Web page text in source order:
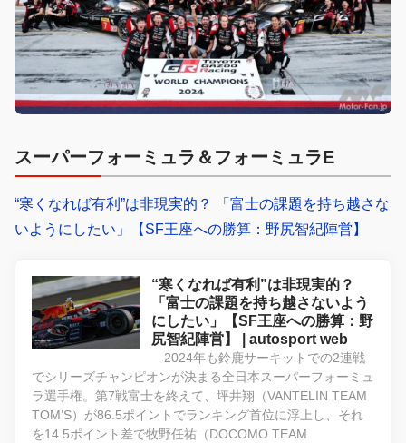
スーパーフォーミュラ＆フォーミュラE
“寒くなれば有利”は非現実的？ 「富士の課題を持ち越さな
いようにしたい」【SF王座への勝算：野尻智紀陣営】
“寒くなれば有利”は非現実的？
「富士の課題を持ち越さないよう
にしたい」【SF王座への勝算：野
尻智紀陣営】 | autosport web
2024年も鈴鹿サーキットでの2連戦
でシリーズチャンピオンが決まる全日本スーパーフォーミュ
ラ選手権。第7戦富士を終えて、坪井翔（VANTELIN TEAM
TOM’S）が86.5ポイントでランキング首位に浮上し、それ
を14.5ポイント差で牧野任祐（DOCOMO TEAM